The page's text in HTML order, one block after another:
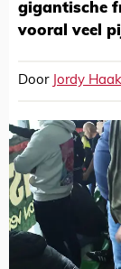
gigantische
vooral veel
Door Jordy Haak